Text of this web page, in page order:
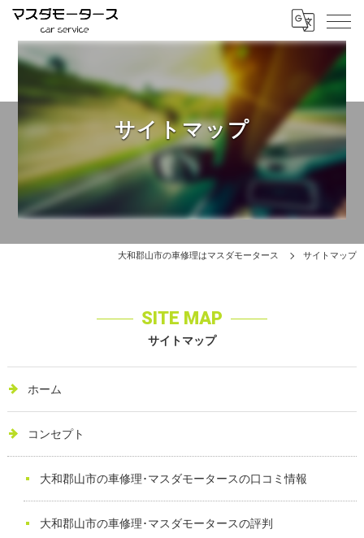
サイトマップ
大和郡山市の車修理はマスダモータース サイトマップ
サイトマップ
SITE MAP
ホーム
コンセプト
大和郡山市の車修理･マスダモータースの口コミ情報
大和郡山市の車修理･マスダモータースの評判